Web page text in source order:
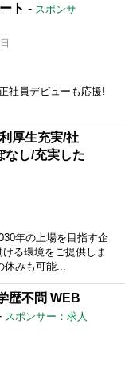
ト - スポンサ
社員デビューも応援!
厚生充実/社
なし/充実した
年の上場を目指す企
る環境をご提供しま
みも可能...
歴不問 WEB
スポンサー：求人